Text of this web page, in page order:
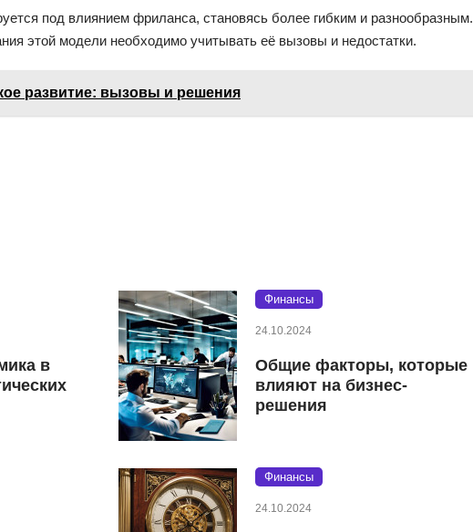
под влиянием фриланса, становясь более гибким и разнообразным.
этой модели необходимо учитывать её вызовы и недостатки.
развитие: вызовы и решения
в
Финансы
24.10.2024
Общие факторы, которые
влияют на бизнес-
решения
Финансы
24.10.2024